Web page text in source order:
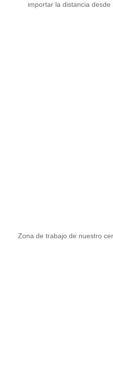
importar la distancia desde
Zona de trabajo de nuestro